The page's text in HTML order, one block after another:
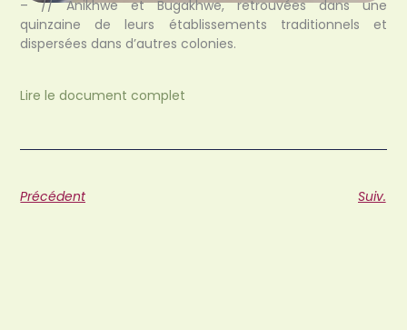
– // Anikhwe et Bugakhwe, retrouvées dans une
quinzaine de leurs établissements traditionnels et
dispersées dans d’autres colonies.
Lire le document complet
Précédent Suiv.